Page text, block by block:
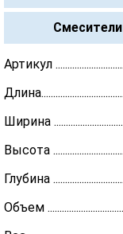
Артикул
Ширина
Высота
Глубина
Объем